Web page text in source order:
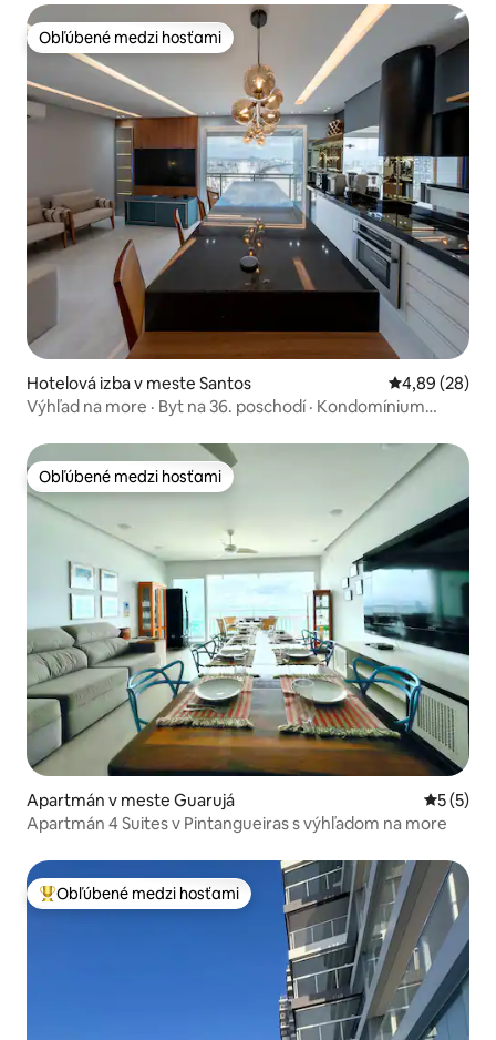
Obľúbené medzi hosťami
Obľúbené medzi hosťami
Hotelová izba v meste Santos Priemerné
4,89 (28)
Výhľad na more · Byt na 36. poschodí · Kondomínium
Obľúbené medzi hosťami
Obľúbené medzi hosťami
Apartmán v meste Guarujá
5 (5)
Apartmán 4 Suites v Pintangueiras s výhľadom na more
Najobľúbenejšie medzi hosťami
Obľúbené medzi hosťami